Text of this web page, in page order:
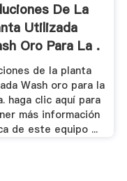
De La
Utilizada
Oro Para La .
de la planta
Wash oro para la
haga clic aquí para
más información
de este equipo ...